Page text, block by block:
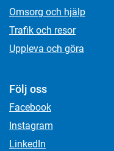
Omsorg och hjälp
Trafik och resor
Uppleva och göra
Följ oss
Facebook
Instagram
LinkedIn